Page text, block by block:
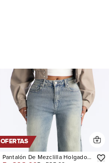
OFERTAS
Pantalón De Mezclilla Holgado